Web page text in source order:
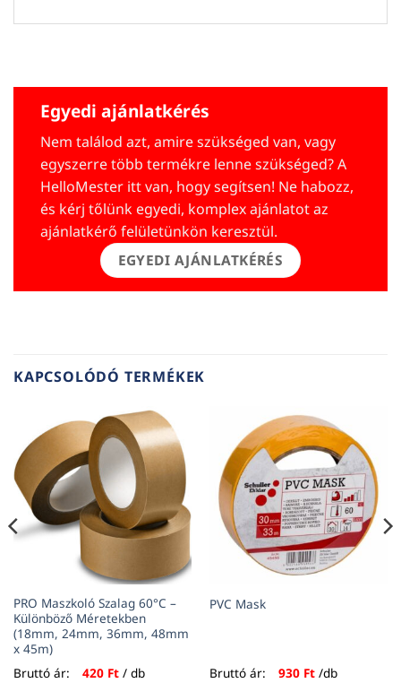
Egyedi ajánlatkérés
Nem találod azt, amire szükséged van, vagy
egyszerre több termékre lenne szükséged? A
HelloMester itt van, hogy segítsen! Ne habozz,
és kérj tőlünk egyedi, komplex ajánlatot az
ajánlatkérő felületünkön keresztül.
EGYEDI AJÁNLATKÉRÉS
KAPCSOLÓDÓ TERMÉKEK
PRO Maszkoló Szalag 60°C –
Különböző Méretekben
(18mm, 24mm, 36mm, 48mm
x 45m)
Bruttó ár:
420 Ft/ db
PVC Mask
Bruttó ár: 930 Ft/db